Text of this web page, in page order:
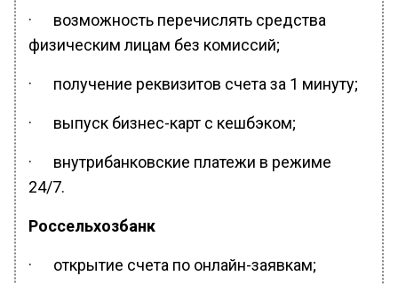
· возможность перечислять средства
физическим лицам без комиссий;
· получение реквизитов счета за 1 минуту;
· выпуск бизнес-карт с кешбэком;
· внутрибанковские платежи в режиме
24/7.
Россельхозбанк
· открытие счета по онлайн-заявкам;